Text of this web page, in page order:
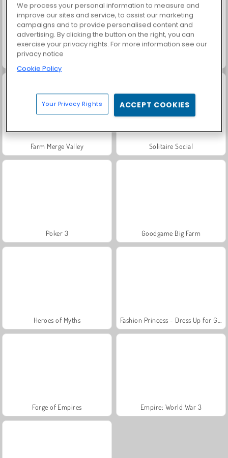
Harvest Honors
Farm Merge Valley Solitaire Social
Poker 3 Goodgame Big Farm
Heroes of Myths
Forge of Empires Empire: World War 3
We process your personal information to measure and
improve our sites and service, to assist our marketing
campaigns and to provide personalised content and
advertising. By clicking the button on the right, you can
exercise your privacy rights. For more information see our
privacy notice
Cookie Policy
Your Privacy Rights ACCEPT COOKIES